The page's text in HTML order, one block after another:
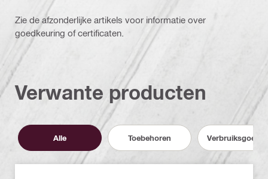
Zie de afzonderlijke artikels voor informatie over
goedkeuring of certificaten.
Verwante producten
Alle Toebehoren